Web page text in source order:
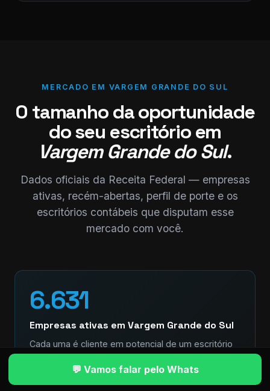
MERCADO EM VARGEM GRANDE DO SUL
O tamanho da oportunidade
do seu escritório em
Vargem Grande do Sul.
Dados oficiais da Receita Federal — empresas
ativas, recém-abertas, perfil de porte e os
escritórios contábeis que disputam esse
mercado com você.
6.631
Empresas ativas em Vargem Grande do Sul
Cada uma é cliente em potencial de um escritório
contábil. Quem tem processo escala — quem não
tem, perde.💬 Vamos falar pelo Whats